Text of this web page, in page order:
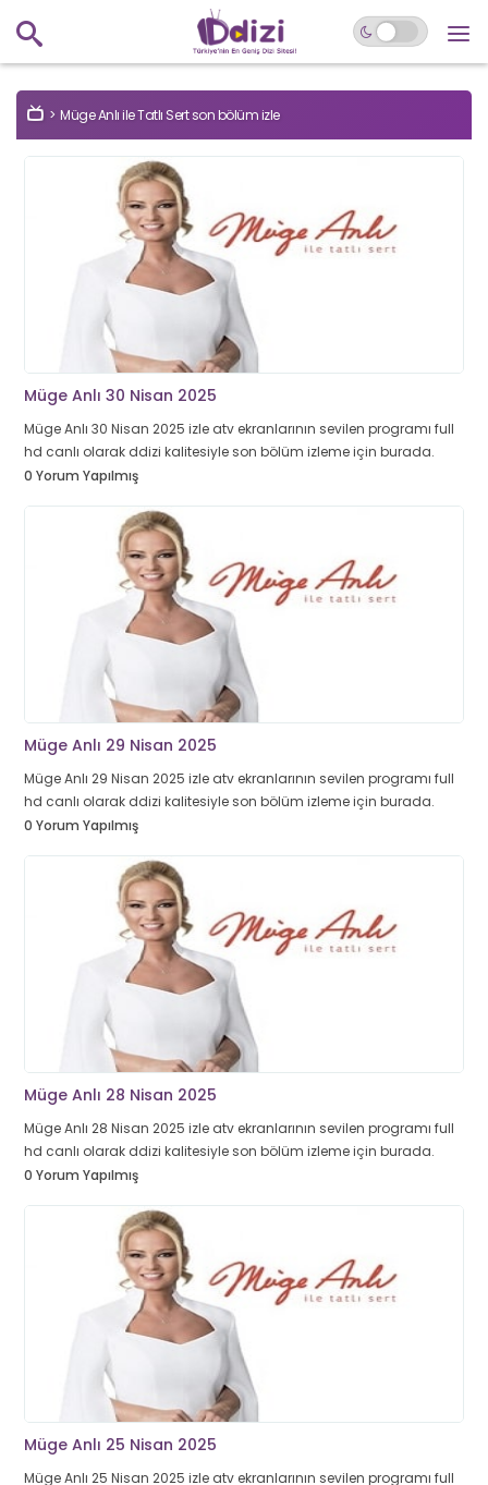
Müge Anlı ile Tatlı Sert son bölüm izle
Müge Anlı 30 Nisan 2025
Müge Anlı 30 Nisan 2025 izle atv ekranlarının sevilen programı full
hd canlı olarak ddizi kalitesiyle son bölüm izleme için burada.
0 Yorum Yapılmış
Müge Anlı 29 Nisan 2025
Müge Anlı 29 Nisan 2025 izle atv ekranlarının sevilen programı full
hd canlı olarak ddizi kalitesiyle son bölüm izleme için burada.
0 Yorum Yapılmış
Müge Anlı 28 Nisan 2025
Müge Anlı 28 Nisan 2025 izle atv ekranlarının sevilen programı full
hd canlı olarak ddizi kalitesiyle son bölüm izleme için burada.
0 Yorum Yapılmış
Müge Anlı 25 Nisan 2025
Müge Anlı 25 Nisan 2025 izle atv ekranlarının sevilen programı full